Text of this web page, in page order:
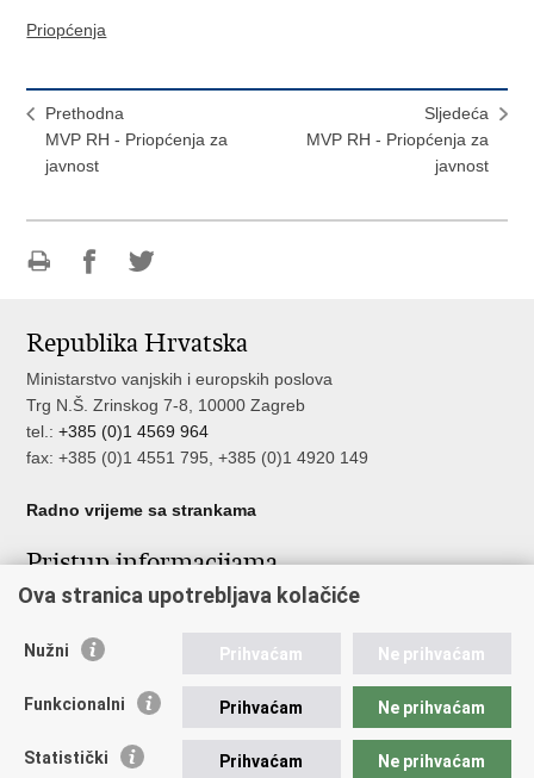
Priopćenja
Prethodna
MVP RH - Priopćenja za
javnost
Sljedeća
MVP RH - Priopćenja za
javnost
Facebooku
Twitteru
Republika Hrvatska
Ministarstvo vanjskih i europskih poslova
Trg N.Š. Zrinskog 7-8, 10000 Zagreb
tel.:+385 (0)1 4569 964
fax: +385 (0)1 4551 795, +385 (0)1 4920 149
Radno vrijeme sa strankama
Pristup informacijama
Pristup informacijama
Nepravilnosti
Javna nabava u MVEP-u
Ova stranica upotrebljava kolačiće
Nužni Prihvaćam Ne prihvaćam
Funkcionalni Prihvaćam Ne prihvaćam
Statistički Prihvaćam Ne prihvaćam